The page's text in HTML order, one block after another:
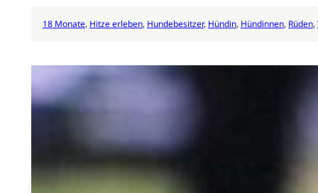
18 Monate, Hitze erleben, Hundebesitzer, Hündin, Hündinnen, Rüden,